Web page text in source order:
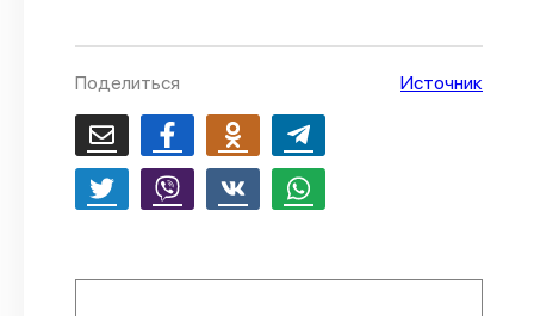
Поделиться Источник